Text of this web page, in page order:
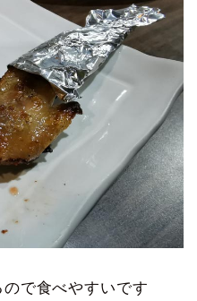
で食べやすいです